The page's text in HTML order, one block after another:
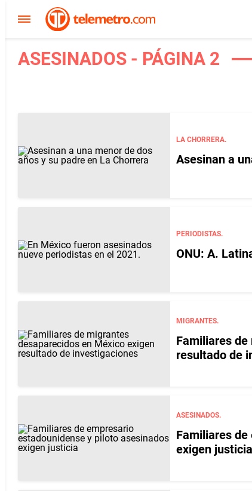
ASESINADOS - PÁGINA 2
LA CHORRERA.
Asesinan a
PERIODISTAS.
ONU: A.
MIGRANTES.
Familiares
resultado de
ASESINADOS.
Familiares
exigen justicia